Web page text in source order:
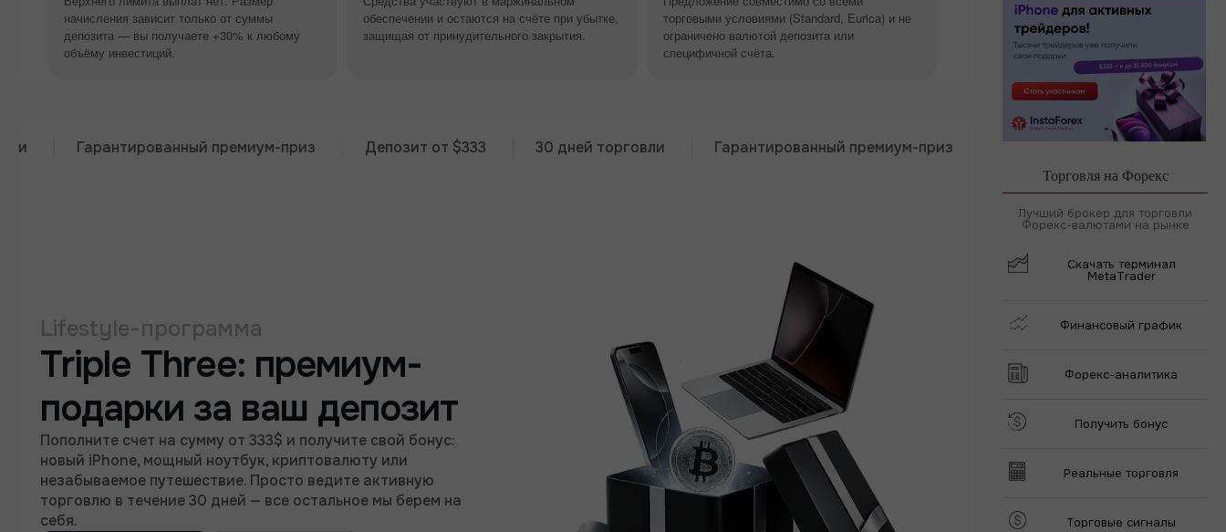
начисления зависит только от суммы
депозита — вы получаете +30% к любому
объёму инвестиций.
обеспечении и остаются на счёте при убытке,
защищая от принудительного закрытия.
торговыми условиями (Standard, Eurica) и не
ограничено валютой депозита или
специфичной счёта.
Гарантированный премиум-приз Депозит от $333 30 дней торговли Гарантированный премиум-приз 30 дней
Lifestyle-программа
Triple Three: премиум-
подарки за ваш депозит
Пополните счет на сумму от 333$ и получите свой бонус:
новый iPhone, мощный ноутбук, криптовалюту или
незабываемое путешествие. Просто ведите активную
торговлю в течение 30 дней — все остальное мы берем на
себя.
Торговля на Форекс
Лучший брокер для торговли
Форекс-валютами на рынке
Скачать терминал
MetaTrader
Финансовый график
Форекс-аналитика
Получить бонус
Реальные торговля
Торговые сигналы